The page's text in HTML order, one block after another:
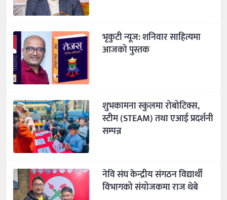
भृकुटी न्यूज: शनिवार साहित्यमा
आजको पुस्तक
शुभकामना स्कुलमा रोबोटिक्स,
स्टीम (STEAM) तथा एआई प्रदर्शनी
सम्पन्न
नेवि संघ केन्द्रीय संगठन विद्यार्थी
विभागको संयोजकमा राज थेबे